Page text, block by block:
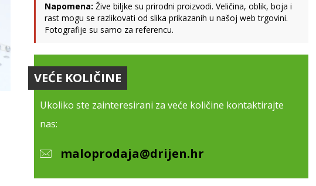
Napomena: Žive biljke su prirodni proizvodi. Veličina, oblik, boja i
rast mogu se razlikovati od slika prikazanih u našoj web trgovini.
Fotografije su samo za referencu.
VEĆE KOLIČINE
Ukoliko ste zainteresirani za veće količine kontaktirajte
nas:
maloprodaja@drijen.hr